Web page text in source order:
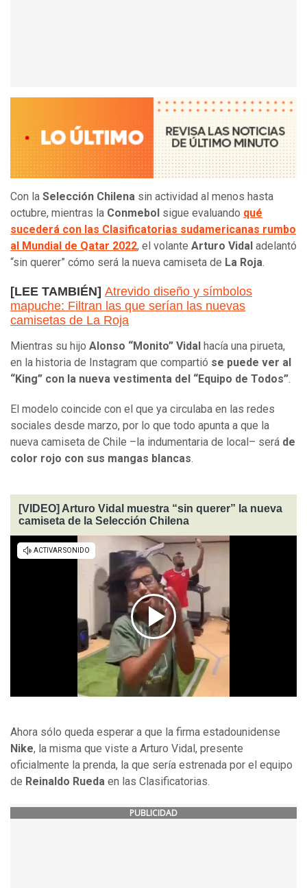
Con la Selección Chilena sin actividad al menos hasta
octubre, mientras la Conmebol sigue evaluando qué
sucederá con las Clasificatorias sudamericanas rumbo
al Mundial de Qatar 2022, el volante Arturo Vidal adelantó
“sin querer” cómo será la nueva camiseta de La Roja.
[LEE TAMBIÉN] Atrevido diseño y símbolos
mapuche: Filtran las que serían las nuevas
camisetas de La Roja
Mientras su hijo Alonso “Monito” Vidal hacía una pirueta,
en la historia de Instagram que compartió se puede ver al
“King” con la nueva vestimenta del “Equipo de Todos”.
El modelo coincide con el que ya circulaba en las redes
sociales desde marzo, por lo que todo apunta a que la
nueva camiseta de Chile –la indumentaria de local– será de
color rojo con sus mangas blancas.
[VIDEO] Arturo Vidal muestra “sin querer” la nueva
camiseta de la Selección Chilena
Ahora sólo queda esperar a que la firma estadounidense
Nike, la misma que viste a Arturo Vidal, presente
oficialmente la prenda, la que sería estrenada por el equipo
de Reinaldo Rueda en las Clasificatorias.
PUBLICIDAD